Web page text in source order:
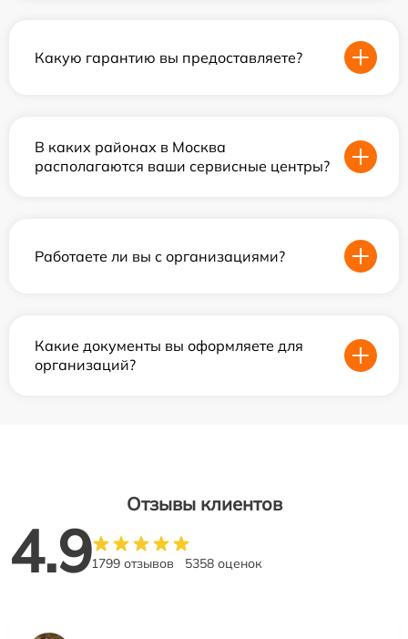
Какую гарантию вы предоставляете?
В каких районах в Москва
располагаются ваши сервисные центры?
Работаете ли вы с организациями?
Какие документы вы оформляете для
организаций?
Отзывы клиентов
4.91799 отзывов 5358 оценок